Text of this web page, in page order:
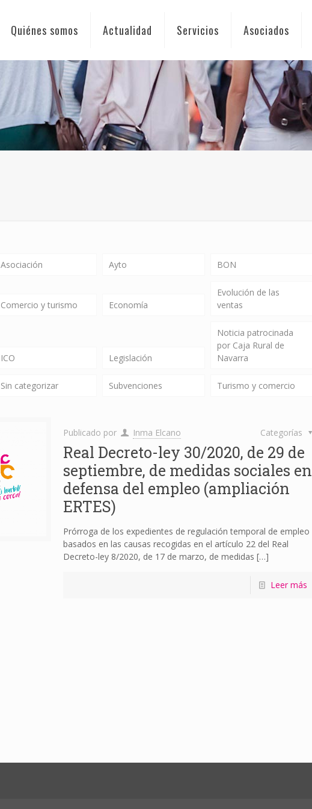
Quiénes somos Actualidad Servicios Asociados
Asociación Ayto BON
Comercio y turismo Economía
Evolución de las
ventas
ICO Legislación
Noticia patrocinada
por Caja Rural de
Navarra
Sin categorizar Subvenciones Turismo y comercio
Publicado por Inma Elcano Categorías
Real Decreto-ley 30/2020, de 29 de
septiembre, de medidas sociales en
defensa del empleo (ampliación
ERTES)
Prórroga de los expedientes de regulación temporal de empleo
basados en las causas recogidas en el artículo 22 del Real
Decreto-ley 8/2020, de 17 de marzo, de medidas […]
Leer más